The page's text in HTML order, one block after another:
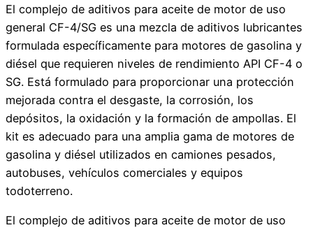
El complejo de aditivos para aceite de motor de uso
general CF-4/SG es una mezcla de aditivos lubricantes
formulada específicamente para motores de gasolina y
diésel que requieren niveles de rendimiento API CF-4 o
SG. Está formulado para proporcionar una protección
mejorada contra el desgaste, la corrosión, los
depósitos, la oxidación y la formación de ampollas. El
kit es adecuado para una amplia gama de motores de
gasolina y diésel utilizados en camiones pesados,
autobuses, vehículos comerciales y equipos
todoterreno.
El complejo de aditivos para aceite de motor de uso